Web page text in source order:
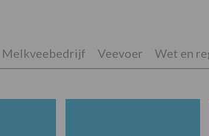
Melkveebedrijf Veevoer Wet en